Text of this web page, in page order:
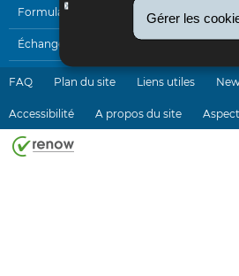
Gérer les
Formulaires
Échanges électroniques
FAQ Plan du site Liens utiles
Accessibilité A propos du site